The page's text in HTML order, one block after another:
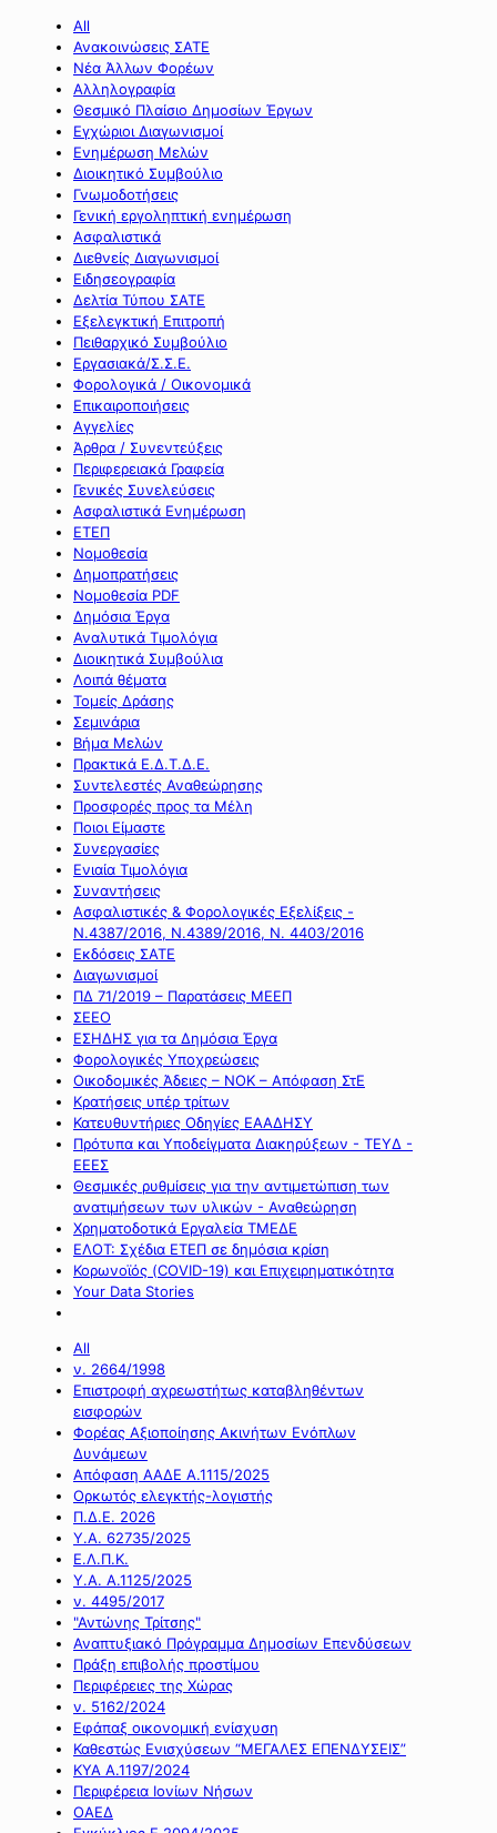
All
Ανακοινώσεις ΣΑΤΕ
Νέα Άλλων Φορέων
Αλληλογραφία
Θεσμικό Πλαίσιο Δημοσίων Έργων
Εγχώριοι Διαγωνισμοί
Ενημέρωση Μελών
Διοικητικό Συμβούλιο
Γνωμοδοτήσεις
Γενική εργοληπτική ενημέρωση
Ασφαλιστικά
Διεθνείς Διαγωνισμοί
Ειδησεογραφία
Δελτία Τύπου ΣΑΤΕ
Εξελεγκτική Επιτροπή
Πειθαρχικό Συμβούλιο
Εργασιακά/Σ.Σ.Ε.
Φορολογικά / Οικονομικά
Επικαιροποιήσεις
Αγγελίες
Άρθρα / Συνεντεύξεις
Περιφερειακά Γραφεία
Γενικές Συνελεύσεις
Ασφαλιστικά Ενημέρωση
ΕΤΕΠ
Νομοθεσία
Δημοπρατήσεις
Νομοθεσία PDF
Δημόσια Έργα
Αναλυτικά Τιμολόγια
Διοικητικά Συμβούλια
Λοιπά θέματα
Τομείς Δράσης
Σεμινάρια
Βήμα Μελών
Πρακτικά Ε.Δ.Τ.Δ.Ε.
Συντελεστές Αναθεώρησης
Προσφορές προς τα Μέλη
Ποιοι Είμαστε
Συνεργασίες
Ενιαία Τιμολόγια
Συναντήσεις
Ασφαλιστικές & Φορολογικές Εξελίξεις -
Ν.4387/2016, Ν.4389/2016, Ν. 4403/2016
Εκδόσεις ΣΑΤΕ
Διαγωνισμοί
ΠΔ 71/2019 – Παρατάσεις ΜΕΕΠ
ΣΕΕΟ
ΕΣΗΔΗΣ για τα Δημόσια Έργα
Φορολογικές Υποχρεώσεις
Οικοδομικές Άδειες – ΝΟΚ – Απόφαση ΣτΕ
Κρατήσεις υπέρ τρίτων
Κατευθυντήριες Οδηγίες ΕΑΑΔΗΣΥ
Πρότυπα και Υποδείγματα Διακηρύξεων - ΤΕΥΔ -
ΕΕΕΣ
Θεσμικές ρυθμίσεις για την αντιμετώπιση των
ανατιμήσεων των υλικών - Αναθεώρηση
Χρηματοδοτικά Εργαλεία ΤΜΕΔΕ
ΕΛΟΤ: Σχέδια ΕΤΕΠ σε δημόσια κρίση
Κορωνοϊός (COVID-19) και Επιχειρηματικότητα
Your Data Stories
All
ν. 2664/1998
Επιστροφή αχρεωστήτως καταβληθέντων
εισφορών
Φορέας Αξιοποίησης Ακινήτων Ενόπλων
Δυνάμεων
Απόφαση ΑΑΔΕ Α.1115/2025
Ορκωτός ελεγκτής-λογιστής
Π.Δ.Ε. 2026
Υ.Α. 62735/2025
Ε.Λ.Π.Κ.
Υ.Α. Α.1125/2025
ν. 4495/2017
"Αντώνης Τρίτσης"
Αναπτυξιακό Πρόγραμμα Δημοσίων Επενδύσεων
Πράξη επιβολής προστίμου
Περιφέρειες της Χώρας
ν. 5162/2024
Εφάπαξ οικονομική ενίσχυση
Καθεστώς Ενισχύσεων “ΜΕΓΑΛΕΣ ΕΠΕΝΔΥΣΕΙΣ”
ΚΥΑ Α.1197/2024
Περιφέρεια Ιονίων Νήσων
ΟΑΕΔ